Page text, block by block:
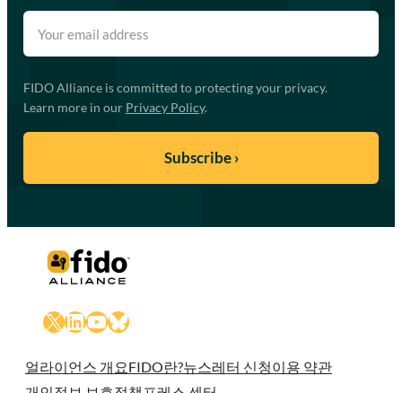
FIDO Alliance is committed to protecting your privacy.
Learn more in our Privacy Policy.
X LinkedIn
YouTube
Bluesky
얼라이언스 개요FIDO란?뉴스레터 신청이용 약관